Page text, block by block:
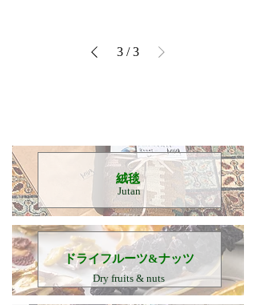
3 / 3
​絨毯
Jutan
​ドライフルーツ&ナッツ
Dry fruits & nuts